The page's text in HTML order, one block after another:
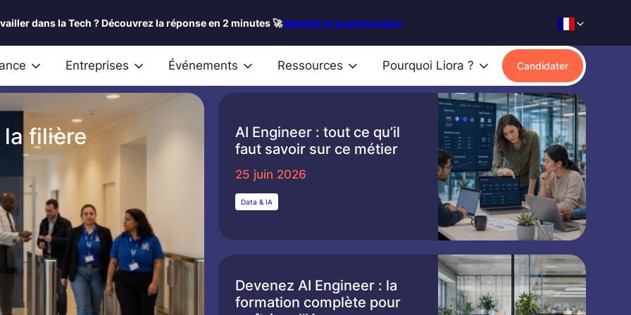
dans la Tech ? Découvrez la réponse en 2 minutes 🚀Remplir le questionnaire
Entreprises Événements Ressources Pourquoi Liora ? Candidater
la filière
AI Engineer : tout ce qu’il
faut savoir sur ce métier
25 juin 2026
Data & IA
Devenez AI Engineer : la
formation complète pour